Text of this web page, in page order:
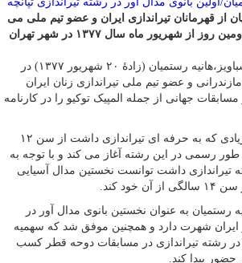
از قهرمانان تیراندازی ایران و عضو تیم ملی می
باشد وی متولد بیست و دومین روز از شهریور ماه سال ۱۳۷۷ در شهر تهران
به گزارش پایگاه خبری شباویز،هانیه رستمیان (زادهٔ ۲۰ شهریور ۱۳۷۷) در
و عضو تیم ملی تیراندازی زنان ایران
جهانی از جمله المپیک توکیو را در کارنامه
رستمیان به دلیل علاقه زیادی که به حرفه ای تیراندازی داشت از سن ۱۲
رسمی در این رشته آغاز می کند و با توجه به
تیراندازی داشت توانست نخستین مدال آسیایی
کند.
رستمیان به عنوان نخستین بانوی مدال آور در
ایران شهرت دارد و همچنین موفق شد که سهمیه
تابستانی ۲۰۲۰ را در رشته تیراندازی در مسابقات دوحه قطر کسب
پیدا کند.